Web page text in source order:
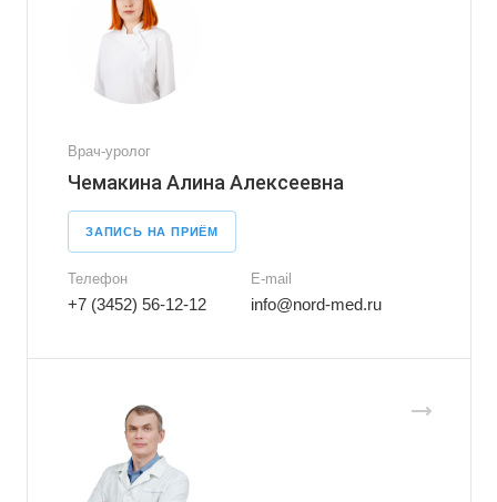
Врач-уролог
Чемакина Алина Алексеевна
ЗАПИСЬ НА ПРИЁМ
Телефон
+7 (3452) 56-12-12
E-mail
info@nord-med.ru